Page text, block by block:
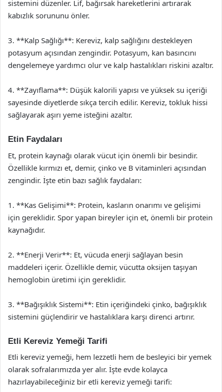
sistemini düzenler. Lif, bağırsak hareketlerini artırarak
kabızlık sorununu önler.
3. **Kalp Sağlığı**: Kereviz, kalp sağlığını destekleyen
potasyum açısından zengindir. Potasyum, kan basıncını
dengelemeye yardımcı olur ve kalp hastalıkları riskini azaltır.
4. **Zayıflama**: Düşük kalorili yapısı ve yüksek su içeriği
sayesinde diyetlerde sıkça tercih edilir. Kereviz, tokluk hissi
sağlayarak aşırı yeme isteğini azaltır.
Etin Faydaları
Et, protein kaynağı olarak vücut için önemli bir besindir.
Özellikle kırmızı et, demir, çinko ve B vitaminleri açısından
zengindir. İşte etin bazı sağlık faydaları:
1. **Kas Gelişimi**: Protein, kasların onarımı ve gelişimi
için gereklidir. Spor yapan bireyler için et, önemli bir protein
kaynağıdır.
2. **Enerji Verir**: Et, vücuda enerji sağlayan besin
maddeleri içerir. Özellikle demir, vücutta oksijen taşıyan
hemoglobin üretimi için gereklidir.
3. **Bağışıklık Sistemi**: Etin içeriğindeki çinko, bağışıklık
sistemini güçlendirir ve hastalıklara karşı direnci artırır.
Etli Kereviz Yemeği Tarifi
Etli kereviz yemeği, hem lezzetli hem de besleyici bir yemek
olarak sofralarımızda yer alır. İşte evde kolayca
hazırlayabileceğiniz bir etli kereviz yemeği tarifi: